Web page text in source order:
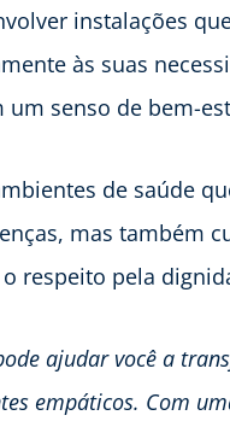
instalações
às suas
um senso de bem-
de saúde
mas também
respeito pela
ajudar você a
empáticos. Com